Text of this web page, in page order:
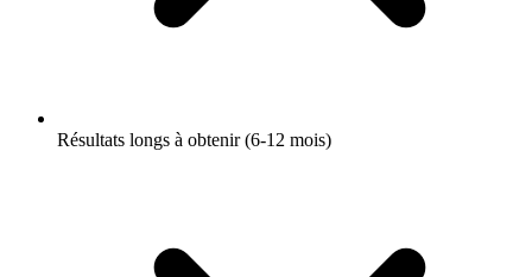
Résultats longs à obtenir (6-12 mois)